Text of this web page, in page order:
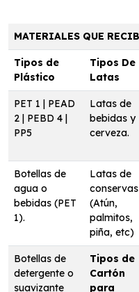
MATERIALES QUE
Tipos de
Plástico
Tipos De
Latas
PET 1 | PEAD
2 | PEBD 4 |
PP5
Latas de
bebidas y
cerveza.
Botellas de
agua o
bebidas (PET
1).
Latas de
conservas
(Atún,
palmitos,
piña, etc)
Botellas de
detergente o
suavizante
Tipos de
Cartón
para